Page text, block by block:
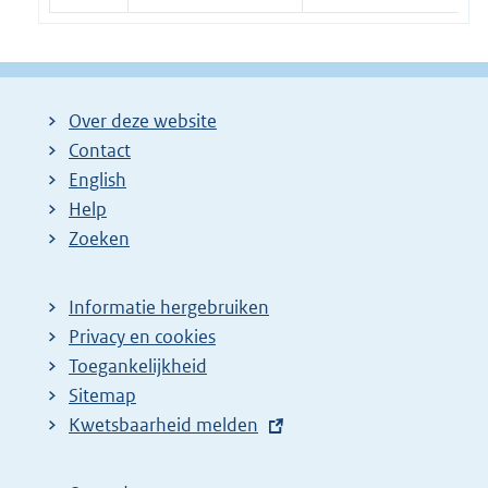
Over deze website
Contact
English
Help
Zoeken
Informatie hergebruiken
Privacy en cookies
Toegankelijkheid
Sitemap
E
Kwetsbaarheid melden